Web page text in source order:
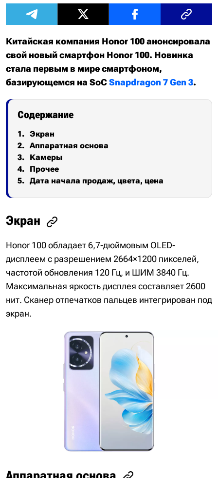
Китайская компания Honor 100 анонсировала
свой новый смартфон Honor 100. Новинка
стала первым в мире смартфоном,
базирующемся на SoCSnapdragon 7 Gen 3.
Содержание
Экран
Аппаратная основа
Камеры
Прочее
Дата начала продаж, цвета, цена
Экран
Honor 100 обладает 6,7-дюймовым OLED-
дисплеем с разрешением 2664×1200 пикселей,
частотой обновления 120 Гц, и ШИМ 3840 Гц.
Максимальная яркость дисплея составляет 2600
нит. Сканер отпечатков пальцев интегрирован под
экран.